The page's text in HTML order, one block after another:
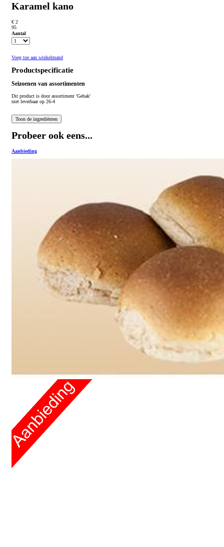
Karamel kano
€ 2
95
Aantal
Voeg toe aan winkelmand
Productspecificatie
Seizoenen van assortimenten
Dit product is door assortiment 'Gebak'
niet leverbaar op 26-4
Probeer ook eens...
Aanbieding